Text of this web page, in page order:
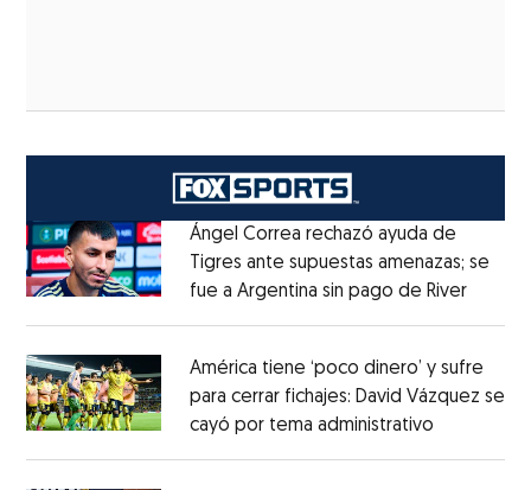
Ángel Correa rechazó ayuda de
Tigres ante supuestas amenazas; se
fue a Argentina sin pago de RiverOpens
América tiene ‘poco dinero’ y sufre
para cerrar fichajes: David Vázquez se
cayó por tema administrativo